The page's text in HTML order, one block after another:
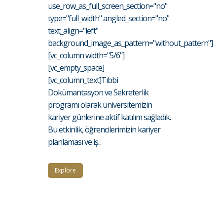
use_row_as_full_screen_section="no"
type="full_width" angled_section="no"
text_align="left"
background_image_as_pattern="without_pattern"]
[vc_column width="5/6"]
[vc_empty_space]
[vc_column_text]Tıbbi
Dokümantasyon ve Sekreterlik
programı olarak üniversitemizin
kariyer günlerine aktif katılım sağladık.
Bu etkinlik, öğrencilerimizin kariyer
planlaması ve iş...
Explore